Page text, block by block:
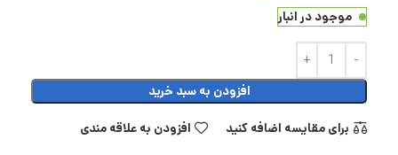
موجود در انبار
افزودن به سبد خرید
برای مقایسه اضافه کنید افزودن به علاقه مندی